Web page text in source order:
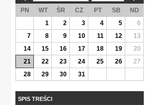
PN WT ŚR CZ PT SB
ND
1
2 3 4 5
6
7
8 9 10 11 12
13
14
15 16 17 18 19
20
21
22 23 24 25 26
27
28
29 30 31
SPIS TREŚCI